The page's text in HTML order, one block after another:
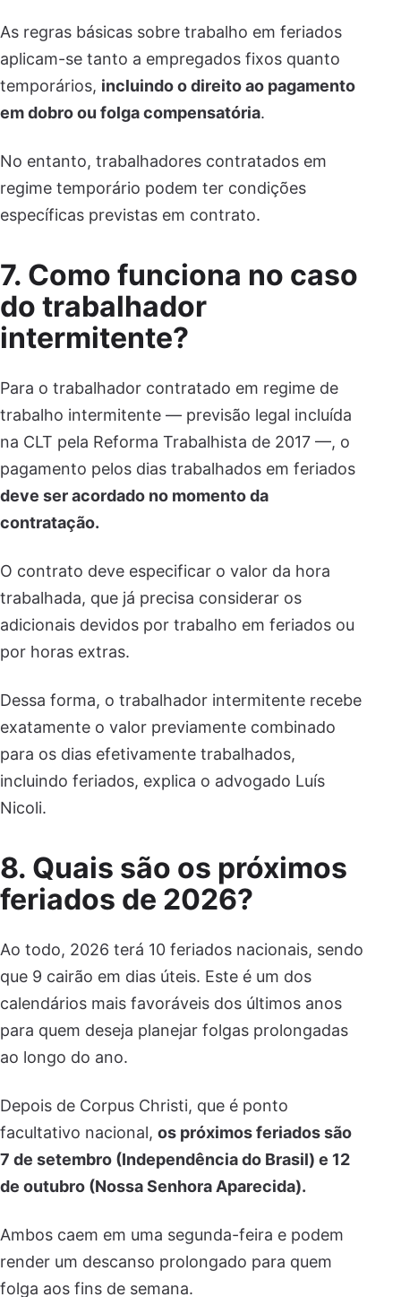
As regras básicas sobre trabalho em feriados
aplicam-se tanto a empregados fixos quanto
temporários, incluindo o direito ao pagamento
em dobro ou folga compensatória.
No entanto, trabalhadores contratados em
regime temporário podem ter condições
específicas previstas em contrato.
7. Como funciona no caso
do trabalhador
intermitente?
Para o trabalhador contratado em regime de
trabalho intermitente — previsão legal incluída
na CLT pela Reforma Trabalhista de 2017 —, o
pagamento pelos dias trabalhados em feriados
deve ser acordado no momento da
contratação.
O contrato deve especificar o valor da hora
trabalhada, que já precisa considerar os
adicionais devidos por trabalho em feriados ou
por horas extras.
Dessa forma, o trabalhador intermitente recebe
exatamente o valor previamente combinado
para os dias efetivamente trabalhados,
incluindo feriados, explica o advogado Luís
Nicoli.
8. Quais são os próximos
feriados de 2026?
Ao todo, 2026 terá 10 feriados nacionais, sendo
que 9 cairão em dias úteis. Este é um dos
calendários mais favoráveis dos últimos anos
para quem deseja planejar folgas prolongadas
ao longo do ano.
Depois de Corpus Christi, que é ponto
facultativo nacional, os próximos feriados são
7 de setembro (Independência do Brasil) e 12
de outubro (Nossa Senhora Aparecida).
Ambos caem em uma segunda-feira e podem
render um descanso prolongado para quem
folga aos fins de semana.